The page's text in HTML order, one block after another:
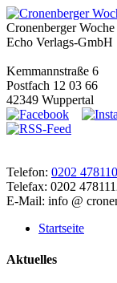
Cronenberger Woche
Echo Verlags-GmbH
Kemmannstraße 6
Postfach 12 03 66
42349 Wuppertal
Telefon: 0202
Telefax: 0202
E-Mail: info @
Startseite
Aktuelles